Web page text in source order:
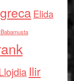
Elida
Ilir